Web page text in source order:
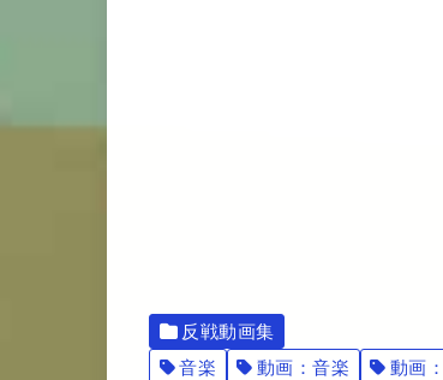
反戦動画集
音楽
動画：音楽 動画